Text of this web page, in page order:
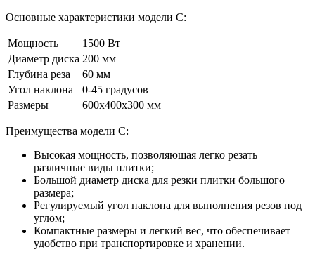
Основные характеристики модели C:
Мощность
1500 Вт
Диаметр диска 200 мм
Глубина реза
60 мм
Угол наклона
0-45 градусов
Размеры
600х400х300 мм
Преимущества модели C:
Высокая мощность, позволяющая легко резать
различные виды плитки;
Большой диаметр диска для резки плитки большого
размера;
Регулируемый угол наклона для выполнения резов под
углом;
Компактные размеры и легкий вес, что обеспечивает
удобство при транспортировке и хранении.